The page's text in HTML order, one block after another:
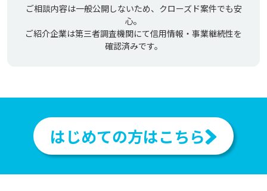
ご相談内容は一般公開しないため、クローズド案件でも安
心。
ご紹介企業は第三者調査機関にて信用情報・事業継続性を
確認済みです。
はじめての方はこちら